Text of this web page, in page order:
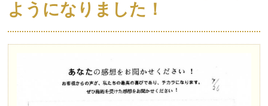
ようになりました！